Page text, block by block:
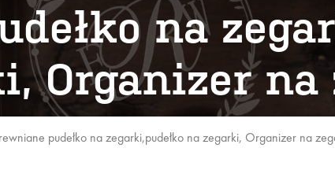
na
Organizer
pudełko na zegarki,pudełko na zegarki, Organizer na